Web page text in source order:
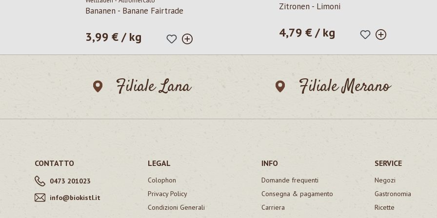
Bananen - Banane Fairtrade
Prezzo normale:
3,99 € / kg
Zitronen - Limoni
Prezzo normale:
4,79 € / kg
Filiale Lana Filiale Merano
CONTATTO
0473 201023
info@biokistl.it
LEGAL
Colophon
Privacy Policy
Condizioni Generali
INFO
Domande frequenti
Consegna & pagamento
Carriera
SERVICE
Negozi
Gastronomia
Ricette